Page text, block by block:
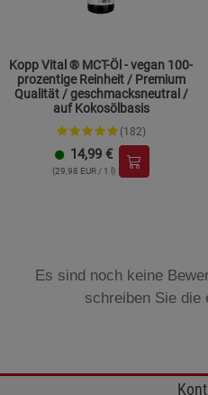
Kopp Vital ® MCT-Öl - vegan 100-
prozentige Reinheit / Premium
Qualität / geschmacksneutral /
auf Kokosölbasis
(182)
14,99 €
(29,98 EUR / 1 l)
Es sind noch keine
schreiben Sie die